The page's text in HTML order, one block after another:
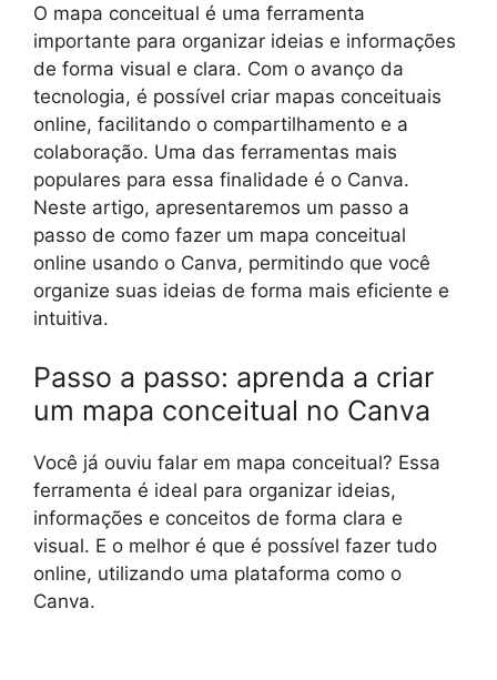
O mapa conceitual é uma ferramenta
importante para organizar ideias e informações
de forma visual e clara. Com o avanço da
tecnologia, é possível criar mapas conceituais
online, facilitando o compartilhamento e a
colaboração. Uma das ferramentas mais
populares para essa finalidade é o Canva.
Neste artigo, apresentaremos um passo a
passo de como fazer um mapa conceitual
online usando o Canva, permitindo que você
organize suas ideias de forma mais eficiente e
intuitiva.
Passo a passo: aprenda a criar
um mapa conceitual no Canva
Você já ouviu falar em mapa conceitual? Essa
ferramenta é ideal para organizar ideias,
informações e conceitos de forma clara e
visual. E o melhor é que é possível fazer tudo
online, utilizando uma plataforma como o
Canva.